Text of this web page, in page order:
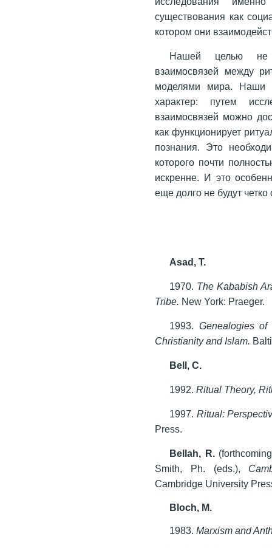
существования как
котором они
Нашей целью не
взаимосвязей между
моделями мира. Наши
характер: путем
взаимосвязей можно
как функционирует
познания. Это
которого почти
искренне. И это
еще долго не будут
Asad, T.
1970. The Kababish
Tribe. New York: Praeger.
1993. Genealogies
Christianity and Islam.
Bell,С.
1992.Ritual Theory,
1997. Ritual:
Press.
Bellah, R.
Smith, Ph. (eds.),
Cambridge University
Bloch, M.
1983.Marxism and